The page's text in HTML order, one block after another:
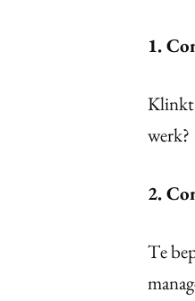
1.
Klinkt
werk?
2.
Te